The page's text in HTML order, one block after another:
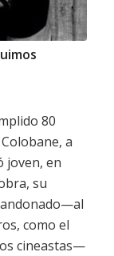
80
a
joven, en
su
como el
cineastas—